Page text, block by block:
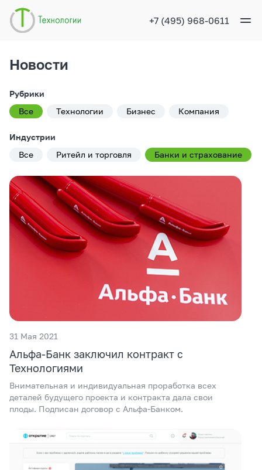
Кейсы
Контакты
Обратный звонок
+7 (495) 968-0611
Новости
Рубрики
Все
Технологии Бизнес Компания
Индустрии
Все
Ритейл и торговля Банки и страхование
31 Мая 2021
Альфа-Банк заключил контракт с
Технологиями
Внимательная и индивидуальная проработка всех
деталей будущего проекта и контракта дала свои
плоды. Подписан договор с Альфа-Банком.